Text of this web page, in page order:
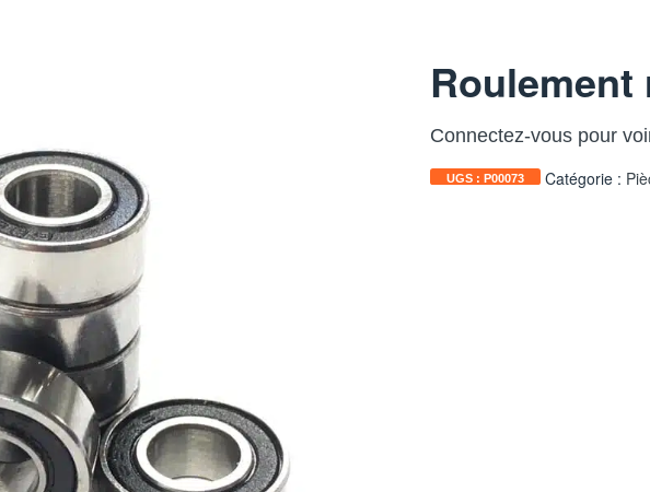
Roulement
Connectez-vous pour
UGS : P00073 Catégorie :